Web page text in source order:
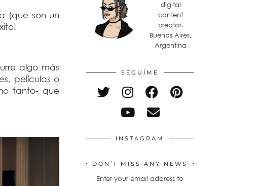
(que son un
algo más
películas o
tanto- que
digital
content
creator.
Buenos Aires,
Argentina
SEGUÍME
INSTAGRAM
DON’T MISS ANY NEWS
Enter your email address to